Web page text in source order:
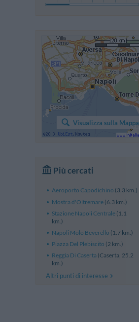
Visualizza sulla Mappa
Più cercati
Aeroporto Capodichino (3.3 km.)
Mostra d'Oltremare (6.3 km.)
Stazione Napoli Centrale (1.1
km.)
Napoli Molo Beverello (1.7 km.)
Piazza Del Plebiscito (2 km.)
Reggia Di Caserta (Caserta, 25.2
km.)
Altri punti di interesse